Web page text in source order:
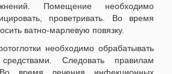
Помещение необходимо
проветривать. Во время
ватно-марлевую повязку.
необходимо обрабатывать
средствами. Следовать правилам